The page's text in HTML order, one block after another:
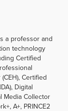
a professor and
technology
Certified
Certified
Digital
Media Collector
A+, PRINCE2